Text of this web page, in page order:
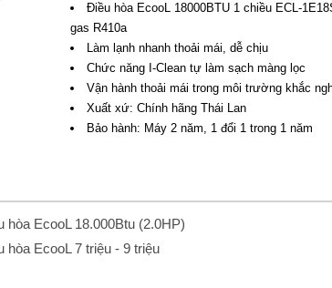
Điều hòa EcooL 18000BTU 1 chiều ECL-
gas R410a
Làm lạnh nhanh thoải mái, dễ chịu
Chức năng I-Clean tự làm sạch màng lọc
Vận hành thoải mái trong môi trường khắc
Xuất xứ: Chính hãng Thái Lan
Bảo hành: Máy 2 năm, 1 đổi 1 trong 1 năm
hòa EcooL 18.000Btu (2.0HP)
hòa EcooL 7 triệu - 9 triệu